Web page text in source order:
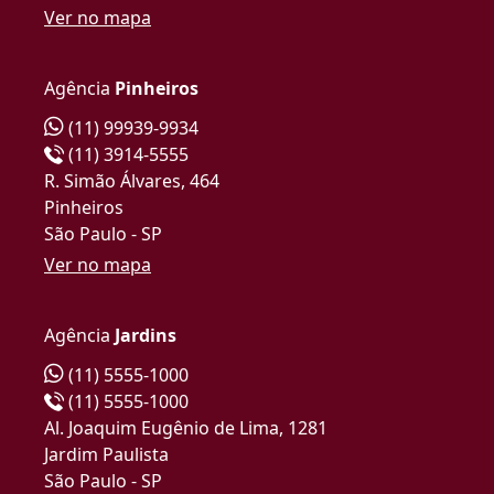
Ver no mapa
Agência Pinheiros
(11) 99939-9934
(11) 3914-5555
R. Simão Álvares, 464
Pinheiros
São Paulo - SP
Ver no mapa
Agência Jardins
(11) 5555-1000
(11) 5555-1000
Al. Joaquim Eugênio de Lima, 1281
Jardim Paulista
São Paulo - SP